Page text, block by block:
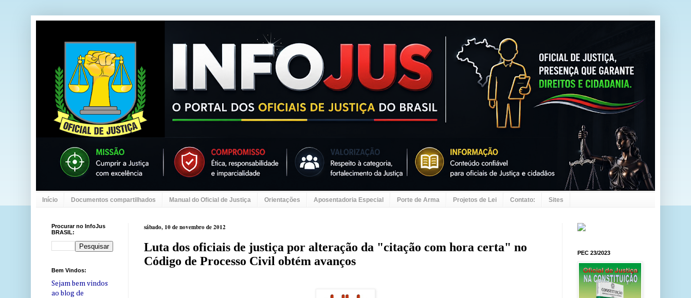
Início Documentos compartilhados Manual do Oficial de Justiça Orientações Aposentadoria Especial Porte de Arma Projetos de Lei Contato: Sites
sábado, 10 de novembro de 2012
Luta dos oficiais de justiça por alteração da "citação com hora certa" no
Código de Processo Civil obtém avanços
Procurar no InfoJus
BRASIL:
Bem Vindos:
Sejam bem vindos
ao blog de
PEC 23/2023